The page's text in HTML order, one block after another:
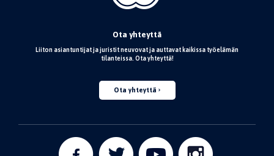
Ota yhteyttä
Liiton asiantuntijat ja juristit neuvovat ja auttavat kaikissa työelämän
tilanteissa. Ota yhteyttä!
Ota yhteyttä